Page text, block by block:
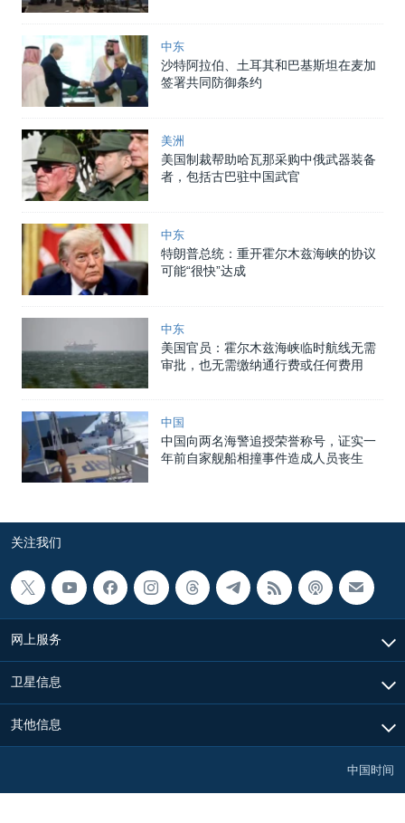
中东
沙特阿拉伯、土耳其和巴基斯坦在麦加
签署共同防御条约
美洲
美国制裁帮助哈瓦那采购中俄武器装备
者，包括古巴驻中国武官
中东
特朗普总统：重开霍尔木兹海峡的协议
可能“很快”达成
中东
美国官员：霍尔木兹海峡临时航线无需
审批，也无需缴纳通行费或任何费用
中国
中国向两名海警追授荣誉称号，证实一
年前自家舰船相撞事件造成人员丧生
关注我们
网上服务
卫星信息
其他信息
中国时间